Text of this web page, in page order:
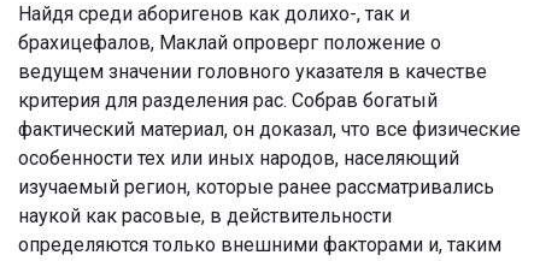
Найдя среди аборигенов как долихо-, так и
брахицефалов, Маклай опроверг положение о
ведущем значении головного указателя в качестве
критерия для разделения рас. Собрав богатый
фактический материал, он доказал, что все физические
особенности тех или иных народов, населяющий
изучаемый регион, которые ранее рассматривались
наукой как расовые, в действительности
определяются только внешними факторами и, таким